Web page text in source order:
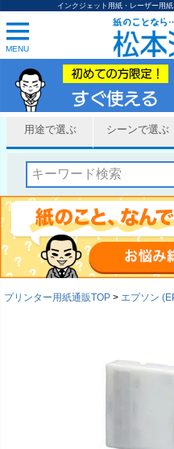
インクジェット用紙・レーザー用
MENU
用途で選ぶ シーンで選ぶ
プリンター用紙通販TOP エプソン